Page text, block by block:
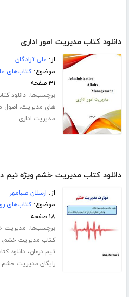
دانلود کتاب مدیریت امور اداری
از: علی آزادگان
موضوع:کتاب‌های
۳۱ صفحه
برچسب‌ها:دانلود
های مدیریت، اصول
مدیریت اداری
دانلود کتاب مدیریت خشم ویژه تیم
از: ارسلان صبامهر
موضوع:کتاب‌های
۱۸ صفحه
برچسب‌ها: مدیریت
کتاب مدیریت خشم
تیم درمان،دانلود
رایگان مدیریت خشم